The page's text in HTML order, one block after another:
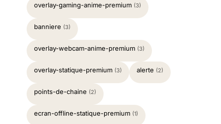
overlay-gaming-anime-premium (3)
banniere (3)
overlay-webcam-anime-premium (3)
overlay-statique-premium (3) alerte (2)
points-de-chaine (2)
ecran-offline-statique-premium (1)